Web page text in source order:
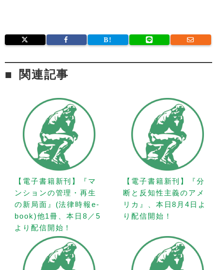
関連記事
【電子書籍新刊】『マ
ンションの管理・再生
の新局面』(法律時報e-
book)他1冊、本日8／5
より配信開始！
【電子書籍新刊】『分
断と反知性主義のアメ
リカ』、本日8月4日よ
り配信開始！